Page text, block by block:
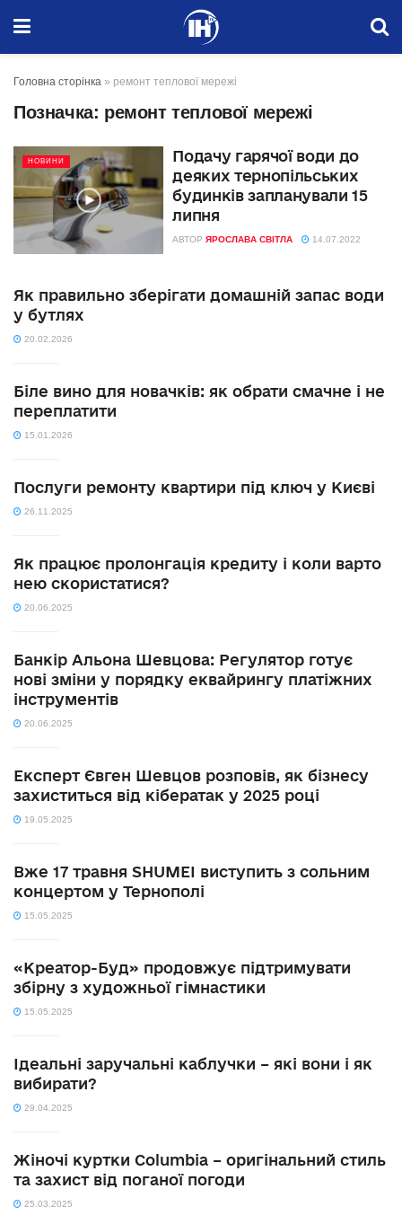
Головна сторінка » ремонт теплової мережі
Позначка: ремонт теплової мережі
НОВИНИ
Подачу гарячої води до
деяких тернопільських
будинків запланували 15
липня
АВТОР ЯРОСЛАВА СВІТЛА 14.07.2022
Як правильно зберігати домашній запас води
у бутлях
20.02.2026
Біле вино для новачків: як обрати смачне і не
переплатити
15.01.2026
Послуги ремонту квартири під ключ у Києві
26.11.2025
Як працює пролонгація кредиту і коли варто
нею скористатися?
20.06.2025
Банкір Альона Шевцова: Регулятор готує
нові зміни у порядку еквайрингу платіжних
інструментів
20.06.2025
Експерт Євген Шевцов розповів, як бізнесу
захиститься від кібератак у 2025 році
19.05.2025
Вже 17 травня SHUMEI виступить з сольним
концертом у Тернополі
15.05.2025
«Креатор-Буд» продовжує підтримувати
збірну з художньої гімнастики
15.05.2025
Ідеальні заручальні каблучки – які вони і як
вибирати?
29.04.2025
Жіночі куртки Columbia – оригінальний стиль
та захист від поганої погоди
25.03.2025